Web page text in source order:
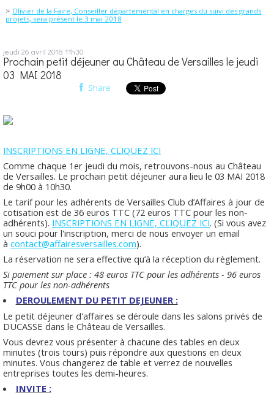
Olivier de la Faire, Conseiller départemental en charges du suivi des grands
projets, sera présent le 3 mai 2018
jeudi 26 avril 2018 11h30
Prochain petit déjeuner au Château de Versailles le jeudi
03 MAI 2018
Share
INSCRIPTIONS EN LIGNE, CLIQUEZ ICI
Comme chaque 1er jeudi du mois, retrouvons-nous au Château
de Versailles. Le prochain petit déjeuner aura lieu le 03 MAI 2018
de 9h00 à 10h30.
Le tarif pour les adhérents de Versailles Club d’Affaires à jour de
cotisation est de 36 euros TTC (72 euros TTC pour les non-
adhérents). INSCRIPTIONS EN LIGNE, CLIQUEZ ICI. (Si vous avez
un souci pour l'inscription, merci de nous envoyer un email
à contact@affairesversailles.com).
La réservation ne sera effective qu’à la réception du règlement.
Si paiement sur place : 48 euros TTC pour les adhérents - 96 euros
TTC pour les non-adhérents
DEROULEMENT DU PETIT DEJEUNER :
Le petit déjeuner d'affaires se déroule dans les salons privés de
DUCASSE dans le Château de Versailles.
Vous devrez vous présenter à chacune des tables en deux
minutes (trois tours) puis répondre aux questions en deux
minutes. Vous changerez de table et verrez de nouvelles
entreprises toutes les demi-heures.
INVITE :